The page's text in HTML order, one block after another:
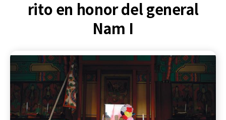
rito en honor del general
Nam I